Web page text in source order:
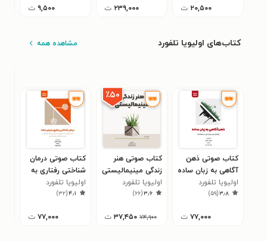
۲۰,۵۰۰ ت ۲۳۹,۰۰۰ ت ۹,۵۰۰ ت
کتاب‌های اولیویا تلفورد مشاهده همه
کتاب صوتی ذهن‌
آگاهی به زبان ساده
اولیویا تلفورد
۳٫۸(۵۹)
۷۷,۰۰۰ ت
٪۵۰
کتاب صوتی هنر
زندگی مینیمالیستی
اولیویا تلفورد
۳٫۶(۶۶)
۷۴,۹۰۰ ۳۷,۴۵۰ ت
کتاب صوتی درمان
شناختی رفتاری به
زبان ساده
اولیویا تلفورد
۴٫۱(۳۲)
۷۷,۰۰۰ ت